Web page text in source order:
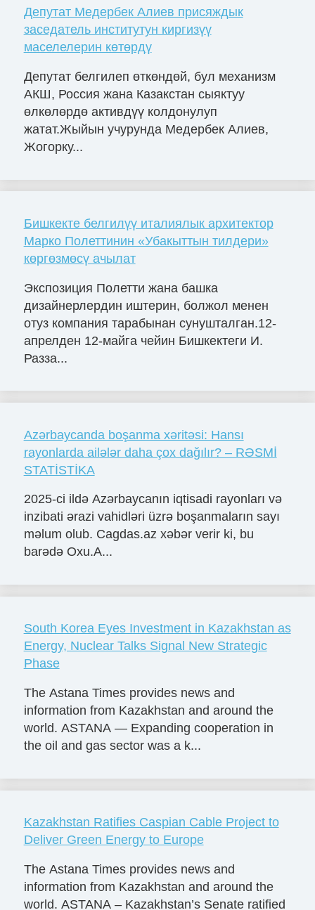
Депутат Медербек Алиев присяждык
заседатель институтун киргизүү
маселелерин көтөрдү
Депутат белгилеп өткөндөй, бул механизм
АКШ, Россия жана Казакстан сыяктуу
өлкөлөрдө активдүү колдонулуп
жатат.Жыйын учурунда Медербек Алиев,
Жогорку...
Бишкекте белгилүү италиялык архитектор
Марко Полеттинин «Убакыттын тилдери»
көргөзмөсү ачылат
Экспозиция Полетти жана башка
дизайнерлердин иштерин, болжол менен
отуз компания тарабынан сунушталган.12-
апрелден 12-майга чейин Бишкектеги И.
Разза...
Azərbaycanda boşanma xəritəsi: Hansı
rayonlarda ailələr daha çox dağılır? – RƏSMİ
STATİSTİKA
2025-ci ildə Azərbaycanın iqtisadi rayonları və
inzibati ərazi vahidləri üzrə boşanmaların sayı
məlum olub. Cagdas.az xəbər verir ki, bu
barədə Oxu.A...
South Korea Eyes Investment in Kazakhstan as
Energy, Nuclear Talks Signal New Strategic
Phase
The Astana Times provides news and
information from Kazakhstan and around the
world. ASTANA — Expanding cooperation in
the oil and gas sector was a k...
Kazakhstan Ratifies Caspian Cable Project to
Deliver Green Energy to Europe
The Astana Times provides news and
information from Kazakhstan and around the
world. ASTANA – Kazakhstan’s Senate ratified